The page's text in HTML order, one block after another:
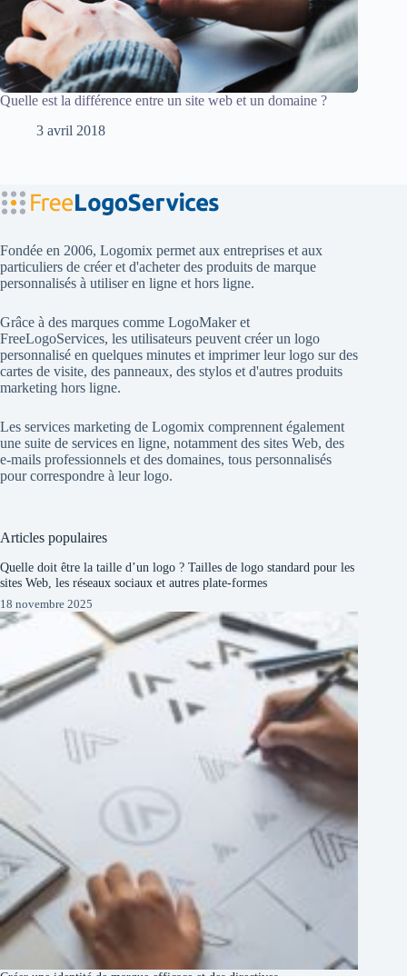
Quelle est la différence entre un site web et un domaine ?
3 avril 2018
Fondée en 2006, Logomix permet aux entreprises et aux
particuliers de créer et d'acheter des produits de marque
personnalisés à utiliser en ligne et hors ligne.
Grâce à des marques comme LogoMakeret
FreeLogoServices, les utilisateurs peuvent créer un logo
personnalisé en quelques minutes et imprimer leur logo sur des
cartes de visite, des panneaux, des stylos et d'autres produits
marketing hors ligne.
Les services marketing de Logomix comprennent également
une suite de services en ligne, notamment des sites Web, des
e-mails professionnels et des domaines, tous personnalisés
pour correspondre à leur logo.
Articles populaires
Quelle doit être la taille d’un logo ? Tailles de logo standard pour les
sites Web, les réseaux sociaux et autres plate-formes
18 novembre 2025